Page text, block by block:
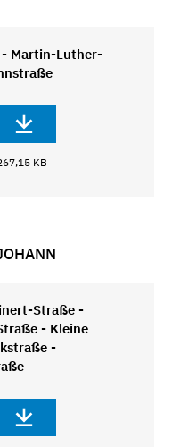
- Martin-Luther-
KB
Straße -
- Kleine
-